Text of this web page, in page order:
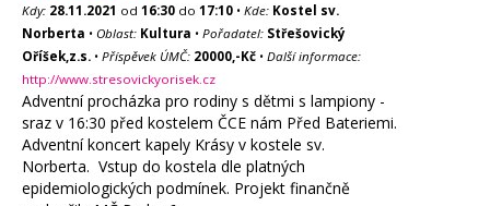
Kdy: 28.11.2021 od 16:30 do 17:10 • Kde: Kostel sv.
Norberta • Oblast: Kultura • Pořadatel: Střešovický
Oříšek,z.s. • Příspěvek ÚMČ: 20000,-Kč • Další informace:
http://www.stresovickyorisek.cz
Adventní procházka pro rodiny s dětmi s lampiony -
sraz v 16:30 před kostelem ČCE nám Před Bateriemi.
Adventní koncert kapely Krásy v kostele sv.
Norberta. Vstup do kostela dle platných
epidemiologických podmínek. Projekt finančně